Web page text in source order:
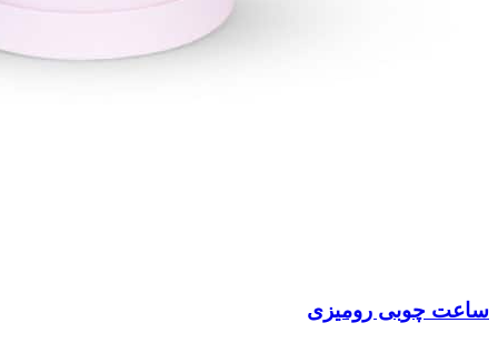
ساعت چوبی رومیزی